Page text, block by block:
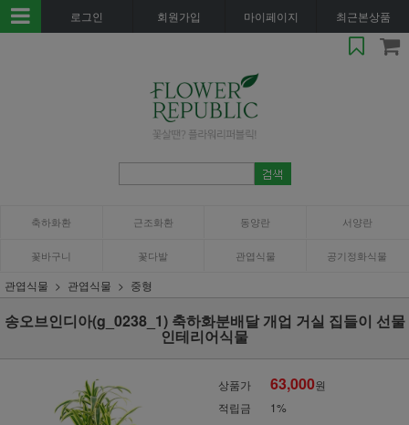
로그인 회원가입 마이페이지 최근본상품
축하화환 근조화환 동양란 서양란
꽃바구니 꽃다발 관엽식물 공기정화식물
관엽식물 관엽식물 중형
송오브인디아(g_0238_1) 축하화분배달 개업 거실 집들이 선물
인테리어식물
상품가 63,000원
적립금
1%